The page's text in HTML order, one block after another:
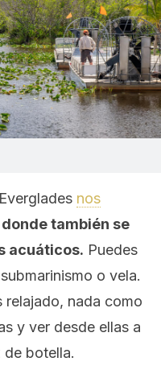
nos
donde también se
acuáticos. Puedes
o vela.
relajado, nada como
y ver desde ellas a
botella.